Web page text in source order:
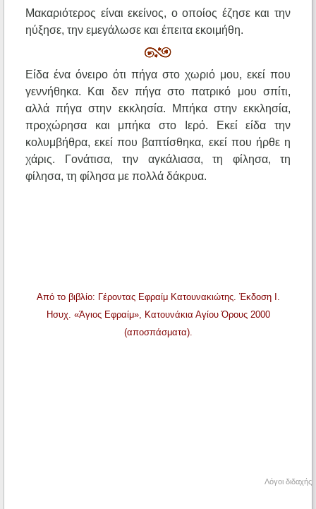
Μακαριότερος είναι εκείνος, ο οποίος έζησε και την
ηύξησε, την εμεγάλωσε και έπειτα εκοιμήθη.
Είδα ένα όνειρο ότι πήγα στο χωριό μου, εκεί που
γεννήθηκα. Και δεν πήγα στο πατρικό μου σπίτι,
αλλά πήγα στην εκκλησία. Μπήκα στην εκκλησία,
προχώρησα και μπήκα στο Ιερό. Εκεί είδα την
κολυμβήθρα, εκεί που βαπτίσθηκα, εκεί που ήρθε η
χάρις. Γονάτισα, την αγκάλιασα, τη φίλησα, τη
φίλησα, τη φίλησα με πολλά δάκρυα.
Από το βιβλίο: Γέροντας Εφραίμ Κατουνακιώτης. Έκδοση Ι.
Ησυχ. «Άγιος Εφραίμ», Κατουνάκια Αγίου Όρους 2000
(αποσπάσματα).
Λόγοι διδαχής